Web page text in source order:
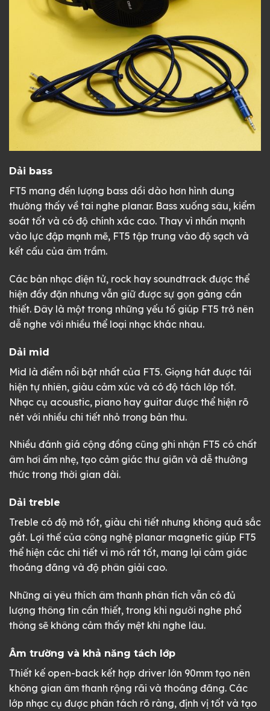
Dải bass
FT5 mang đến lượng bass dồi dào hơn hình dung
thường thấy về tai nghe planar. Bass xuống sâu, kiểm
soát tốt và có độ chính xác cao. Thay vì nhấn mạnh
vào lực đập mạnh mẽ, FT5 tập trung vào độ sạch và
kết cấu của âm trầm.
Các bản nhạc điện tử, rock hay soundtrack được thể
hiện đầy đặn nhưng vẫn giữ được sự gọn gàng cần
thiết. Đây là một trong những yếu tố giúp FT5 trở nên
dễ nghe với nhiều thể loại nhạc khác nhau.
Dải mid
Mid là điểm nổi bật nhất của FT5. Giọng hát được tái
hiện tự nhiên, giàu cảm xúc và có độ tách lớp tốt.
Nhạc cụ acoustic, piano hay guitar được thể hiện rõ
nét với nhiều chi tiết nhỏ trong bản thu.
Nhiều đánh giá cộng đồng cũng ghi nhận FT5 có chất
âm hơi ấm nhẹ, tạo cảm giác thư giãn và dễ thưởng
thức trong thời gian dài.
Dải treble
Treble có độ mở tốt, giàu chi tiết nhưng không quá sắc
gắt. Lợi thế của công nghệ planar magnetic giúp FT5
thể hiện các chi tiết vi mô rất tốt, mang lại cảm giác
thoáng đãng và độ phân giải cao.
Những ai yêu thích âm thanh phân tích vẫn có đủ
lượng thông tin cần thiết, trong khi người nghe phổ
thông sẽ không cảm thấy mệt khi nghe lâu.
Âm trường và khả năng tách lớp
Thiết kế open-back kết hợp driver lớn 90mm tạo nên
không gian âm thanh rộng rãi và thoáng đãng. Các
lớp nhạc cụ được phân tách rõ ràng, định vị tốt và tạo